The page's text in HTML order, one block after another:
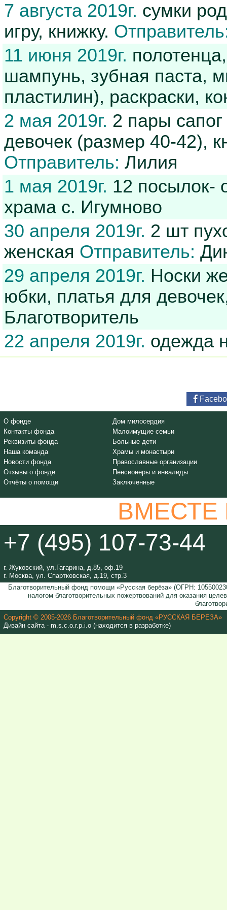
7 августа 2019г. сумки
игру, книжку.
11 июня 2019г.
шампунь, зубная паста,
пластилин), раскраски,
2 мая 2019г. 2 пары
девочек (размер 40-42),
Отправитель: Лилия
1 мая 2019г. 12 посылок-
храма с. Игумново
30 апреля 2019г. 2 шт
женская Отправитель:
29 апреля 2019г. Носки
юбки, платья для
Благотворитель
22 апреля 2019г. одежда
О фонде
Контакты фонда
Реквизиты фонда
Наша команда
Новости фонда
Отзывы о фонде
Отчёты о помощи
Дом милосердия
Малоимущие семьи
Больные дети
Храмы и монастыри
Православные организации
Пенсионеры и инвалиды
Заключенные
+7 (495) 107-73-44
г. Жуковский, ул.Гагарина, д.85, оф.19
г. Москва, ул. Спартковская, д.19, стр.3
Благотворительный фонд помощи «Русская берёза» (ОГРН:
налогом благотворительных пожертвований для оказания
Copyright © 2005-2026 Благотворительный фонд «РУССКАЯ БЕРЕЗА»
Дизайн сайта - m.s.c.o.r.p.i.o (находится в разработке)